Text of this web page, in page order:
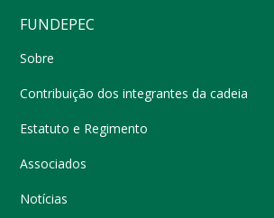
FUNDEPEC
Sobre
Contribuição dos integrantes da cadeia
Estatuto e Regimento
Associados
Notícias